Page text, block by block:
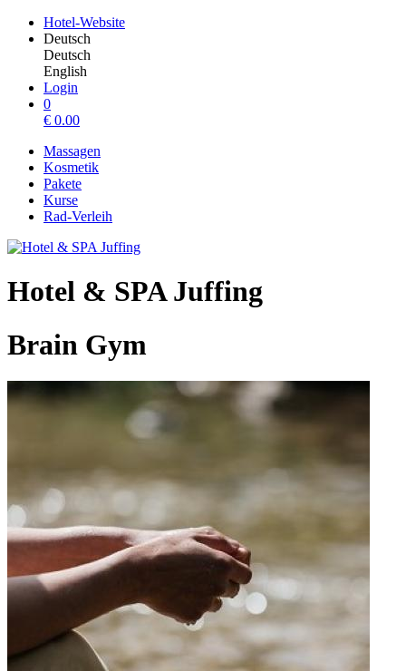
Hotel-Website
Deutsch
Deutsch
English
Login
0
€ 0.00
Massagen
Kosmetik
Pakete
Kurse
Rad-Verleih
Hotel & SPA Juffing
Brain Gym